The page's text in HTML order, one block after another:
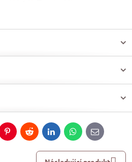
PinterestRedditLinkedInWhatsApp
E-
mail